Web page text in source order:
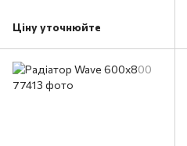
Ціну уточнюйте